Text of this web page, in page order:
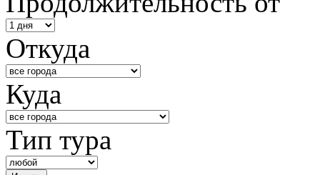
Откуда
Куда
Тип тура